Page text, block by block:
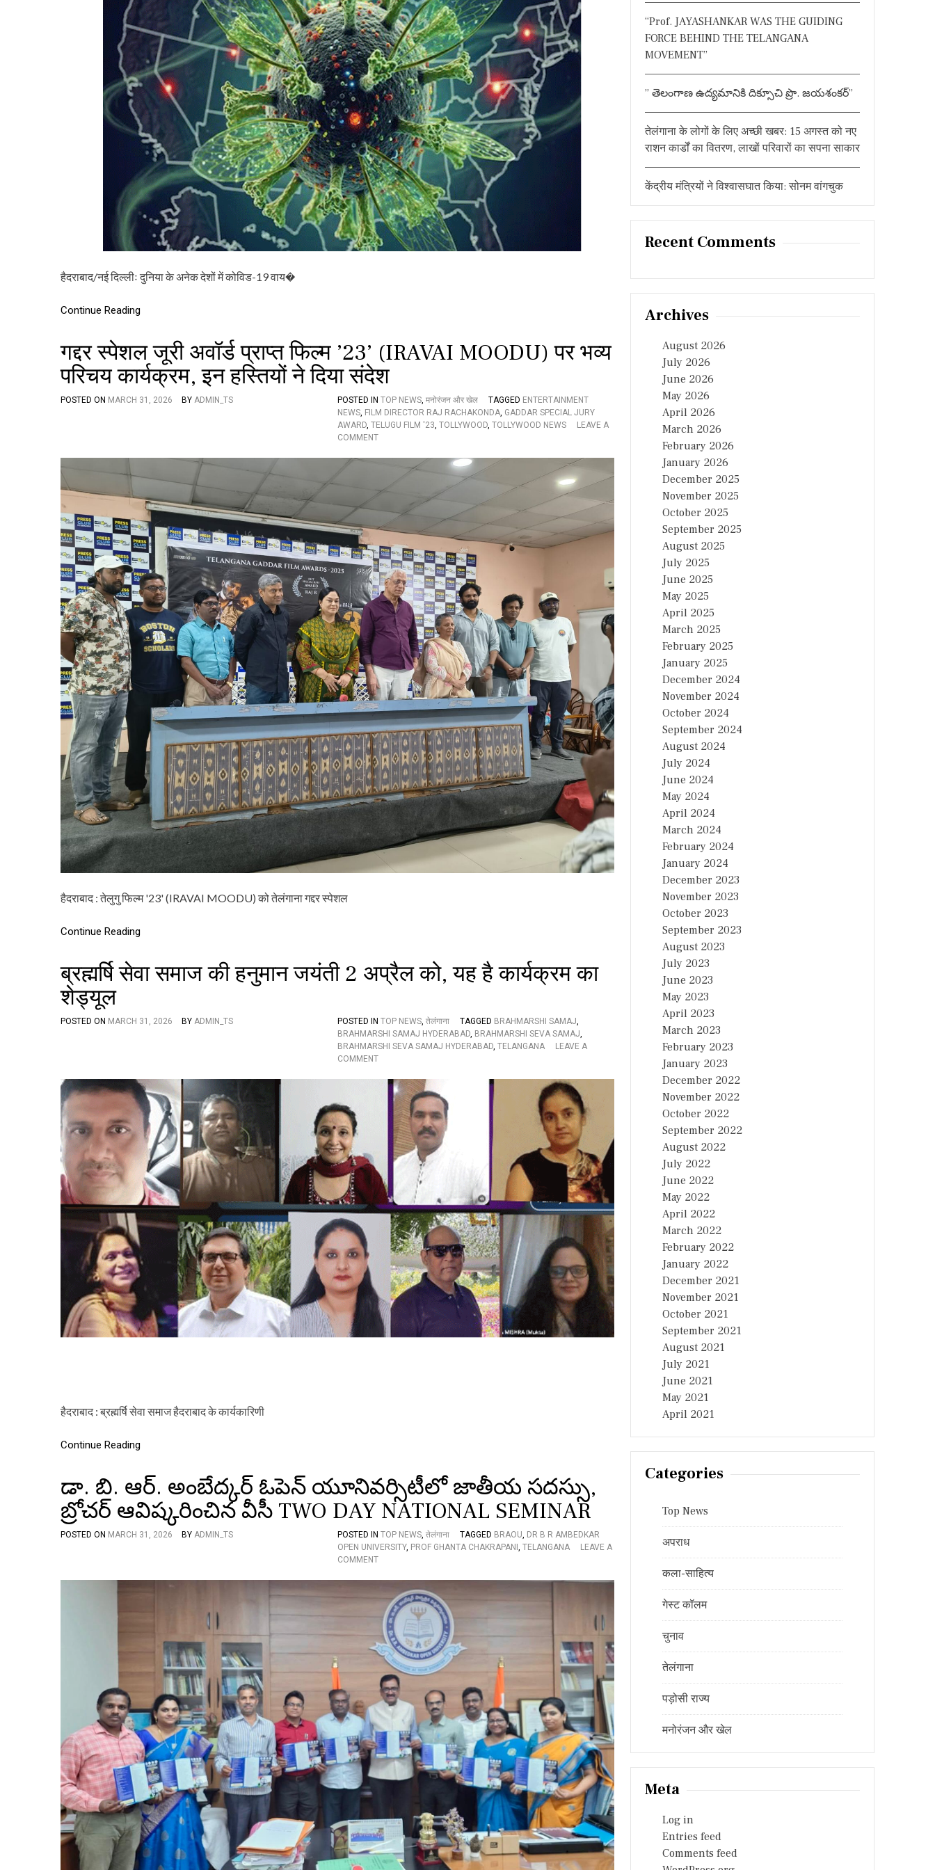
मि
ला
को
ना
का
न
वै
रि
एं
ट
‘
को
त
क
हैदराबाद/नई दिल्लीः दुनिया के अनेक देशों में कोविड-19 वाय�
Continue Reading
गद्दर स्पेशल जूरी अवॉर्ड प्राप्त फिल्म ’23’ (IRAVAI MOODU) पर भव्य
परिचय कार्यक्रम, इन हस्तियों ने दिया संदेश
POSTED ON MARCH 31, 2026 BY ADMIN_TS POSTED IN TOP NEWS, मनोरंजन और खेल TAGGED ENTERTAINMENT
NEWS, FILM DIRECTOR RAJ RACHAKONDA, GADDAR SPECIAL JURY
AWARD, TELUGU FILM '23, TOLLYWOOD, TOLLYWOOD NEWS
LEAVE A
COMMENTO
श
ल
री
अ
वॉ
र्ड
प्रा
प्त
फि
ल्म
3
’
(
I
R
A
V
A
M
O
D
)
र
र्य
इ
न
ह
हैदराबाद : तेलुगु फिल्म '23' (IRAVAI MOODU) को तेलंगाना गद्दर स्पेशल
Continue Reading
ब्रह्मर्षि सेवा समाज की हनुमान जयंती 2 अप्रैल को, यह है कार्यक्रम का
शेड्यूल
POSTED ON MARCH 31, 2026 BY ADMIN_TS POSTED IN TOP NEWS, तेलंगाना TAGGED BRAHMARSHI SAMAJ
BRAHMARSHI SAMAJ HYDERABAD, BRAHMARSHI SEVA SAMAJ
BRAHMARSHI SEVA SAMAJ HYDERABAD, TELANGANA
LEAVE A
COMMENTO
ज
की
ह
नु
अ
प्रै
ल
को
ल
हैदराबाद : ब्रह्मर्षि सेवा समाज हैदराबाद के कार्यकारिणी
Continue Reading
డా. బి. ఆర్. అంబేద్కర్ ఓపెన్ యూనివర్సిటీలో జాతీయ సదస్సు,
బ్రోచర్‌ ఆవిష్కరించిన వీసీ TWO DAY NATIONAL SEMINAR
POSTED ON MARCH 31, 2026 BY ADMIN_TS POSTED IN TOP NEWS, तेलंगाना TAGGED BRAOU DR B R AMBEDKAR
OPEN UNIVERSITY, PROF GHANTA CHAKRAPANI TELANGANA
LEAVE A
COMMENTO
ఆ
ర్
.
బే
ద్క
ర్
పె
న్
యూ
ని
లో
జా
తీ
య
“Prof. JAYASHANKAR WAS THE GUIDING
FORCE BEHIND THE TELANGANA
MOVEMENT”
” తెలంగాణ ఉద్యమానికి దిక్సూచి ప్రొ. జయశంకర్”
तेलंगाना के लोगों के लिए अच्छी खबर: 15 अगस्त को नए
राशन कार्डों का वितरण, लाखों परिवारों का सपना साकार
केंद्रीय मंत्रियों ने विश्वासघात किया: सोनम वांगचुक
Recent Comments
Archives
August 2026
July 2026
June 2026
May 2026
April 2026
March 2026
February 2026
January 2026
December 2025
November 2025
October 2025
September 2025
August 2025
July 2025
June 2025
May 2025
April 2025
March 2025
February 2025
January 2025
December 2024
November 2024
October 2024
September 2024
August 2024
July 2024
June 2024
May 2024
April 2024
March 2024
February 2024
January 2024
December 2023
November 2023
October 2023
September 2023
August 2023
July 2023
June 2023
May 2023
April 2023
March 2023
February 2023
January 2023
December 2022
November 2022
October 2022
September 2022
August 2022
July 2022
June 2022
May 2022
April 2022
March 2022
February 2022
January 2022
December 2021
November 2021
October 2021
September 2021
August 2021
July 2021
June 2021
May 2021
April 2021
Categories
Top News
अपराध
कला-साहित्य
गेस्ट कॉलम
चुनाव
तेलंगाना
पड़ोसी राज्य
मनोरंजन और खेल
Meta
Log in
Entries feed
Comments feed